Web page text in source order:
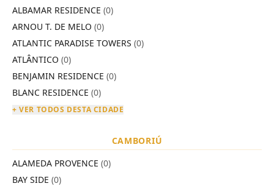
ALBAMAR RESIDENCE (0)
ARNOU T. DE MELO (0)
ATLANTIC PARADISE TOWERS (0)
ATLÂNTICO (0)
BENJAMIN RESIDENCE (0)
BLANC RESIDENCE (0)
+ VER TODOS DESTA CIDADE
CAMBORIÚ
ALAMEDA PROVENCE (0)
BAY SIDE (0)